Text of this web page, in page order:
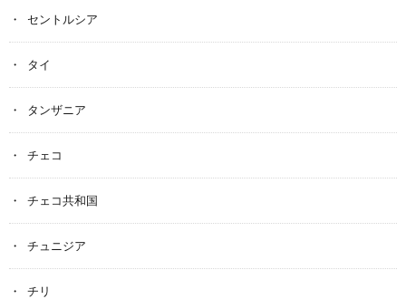
セントルシア
タイ
タンザニア
チェコ
チェコ共和国
チュニジア
チリ